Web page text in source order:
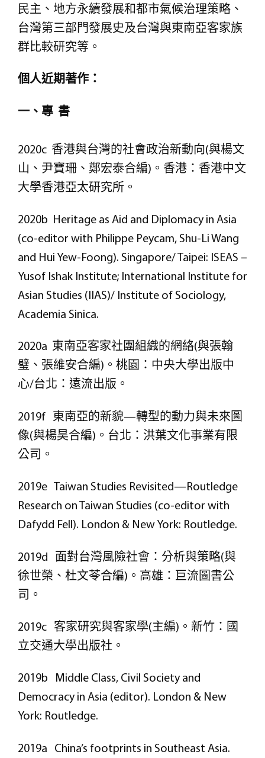
民主、地方永續發展和都市氣候治理策略、
台灣第三部門發展史及台灣與東南亞客家族
群比較研究等。
個人近期著作：
一、專 書
2020c 香港與台灣的社會政治新動向(與楊文
山、尹寶珊、鄭宏泰合編)。香港：香港中文
大學香港亞太研究所。
2020b Heritage as Aid and Diplomacy in Asia
(co-editor with Philippe Peycam, Shu-Li Wang
and Hui Yew-Foong). Singapore/ Taipei: ISEAS –
Yusof Ishak Institute; International Institute for
Asian Studies (IIAS)/ Institute of Sociology,
Academia Sinica.
2020a 東南亞客家社團組織的網絡(與張翰
璧、張維安合編)。桃園：中央大學出版中
心/台北：遠流出版。
2019f 東南亞的新貌—轉型的動力與未來圖
像(與楊昊合編)。台北：洪葉文化事業有限
公司。
2019e Taiwan Studies Revisited—Routledge
Research on Taiwan Studies (co-editor with
Dafydd Fell). London & New York: Routledge.
2019d 面對台灣風險社會：分析與策略(與
徐世榮、杜文苓合編)。高雄：巨流圖書公
司。
2019c 客家研究與客家學(主編)。新竹：國
立交通大學出版社。
2019b Middle Class, Civil Society and
Democracy in Asia (editor). London & New
York: Routledge.
2019a China’s footprints in Southeast Asia.